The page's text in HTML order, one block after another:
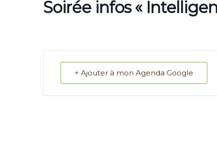
Soirée infos «
+ Ajouter à mon Agenda Google